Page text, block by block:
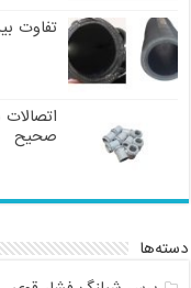
تفاوت
صحیح
دسته‌ها